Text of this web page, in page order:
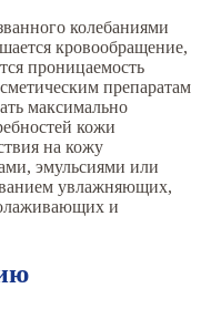
колебаниями
кровообращение,
проницаемость
препаратам
максимально
кожи
на кожу
эмульсиями или
увлажняющих,
и